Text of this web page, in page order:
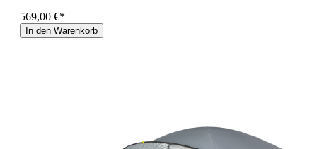
569,00 €*
In den Warenkorb